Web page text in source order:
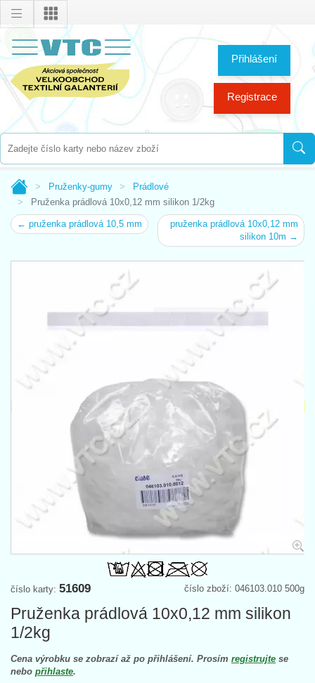
Přihlášení
Registrace
Pruženky-gumy
Prádlové
Pruženka prádlová 10x0,12 mm silikon 1/2kg
← pruženka prádlová 10,5 mm
pruženka prádlová 10x0,12 mm
silikon 10m →
číslo zboží: 046103.010 500g
číslo karty: 51609
Pruženka prádlová 10x0,12 mm silikon
1/2kg
Cena výrobku se zobrazí až po přihlášení. Prosím registrujte se
nebo přihlaste.